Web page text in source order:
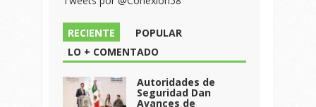
RECIENTE
POPULAR
LO + COMENTADO
Autoridades de
Seguridad Dan
Avances de